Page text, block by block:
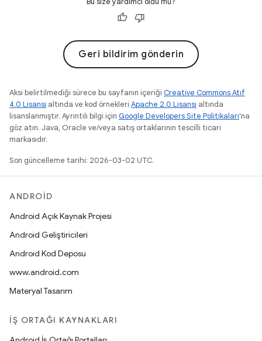
Geri bildirim gönderin
Aksi belirtilmediği sürece bu sayfanın içeriği Creative Commons Atıf
4.0 Lisansı altında ve kod örnekleri Apache 2.0 Lisansı altında
lisanslanmıştır. Ayrıntılı bilgi için Google Developers Site Politikaları'na
göz atın. Java, Oracle ve/veya satış ortaklarının tescilli ticari
markasıdır.
Son güncelleme tarihi: 2026-03-02 UTC.
ANDROID
Android Açık Kaynak Projesi
Android Geliştiricileri
Android Kod Deposu
www.android.com
Materyal Tasarım
İŞ ORTAĞI KAYNAKLARI